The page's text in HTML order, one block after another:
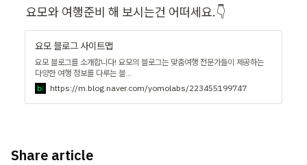
요모와 여행준비 해 보시는건 어떠세요.👇
요모 블로그 사이트맵
요모 블로그를 소개합니다! 요모의 블로그는 맞춤여행 전문가들이 제공하는
다양한 여행 정보를 다루는 블...
https://m.blog.naver.com/yomolabs/223455199747
Share article